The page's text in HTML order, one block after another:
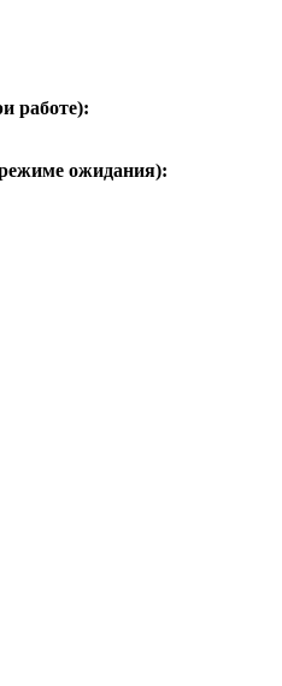
работе):
ожидания):